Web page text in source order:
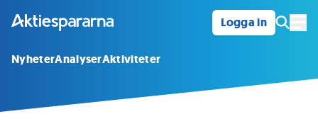
Logga in
NyheterAnalyserAktiviteter